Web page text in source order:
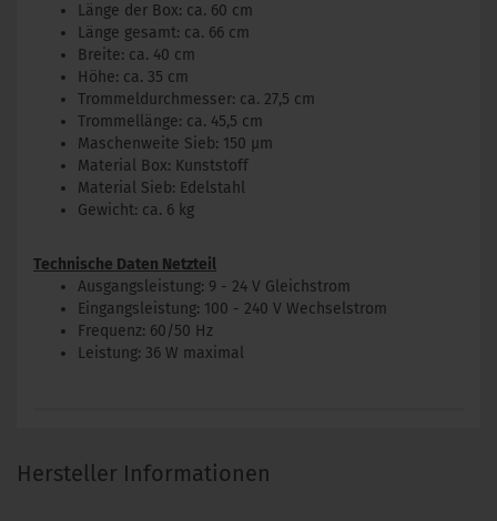
Länge der Box: ca. 60 cm
Länge gesamt: ca. 66 cm
Breite: ca. 40 cm
Höhe: ca. 35 cm
Trommeldurchmesser: ca. 27,5 cm
Trommellänge: ca. 45,5 cm
Maschenweite Sieb: 150 µm
Material Box: Kunststoff
Material Sieb: Edelstahl
Gewicht: ca. 6 kg
Technische Daten Netzteil
Ausgangsleistung: 9 - 24 V Gleichstrom
Eingangsleistung: 100 - 240 V Wechselstrom
Frequenz: 60/50 Hz
Leistung: 36 W maximal
Hersteller Informationen